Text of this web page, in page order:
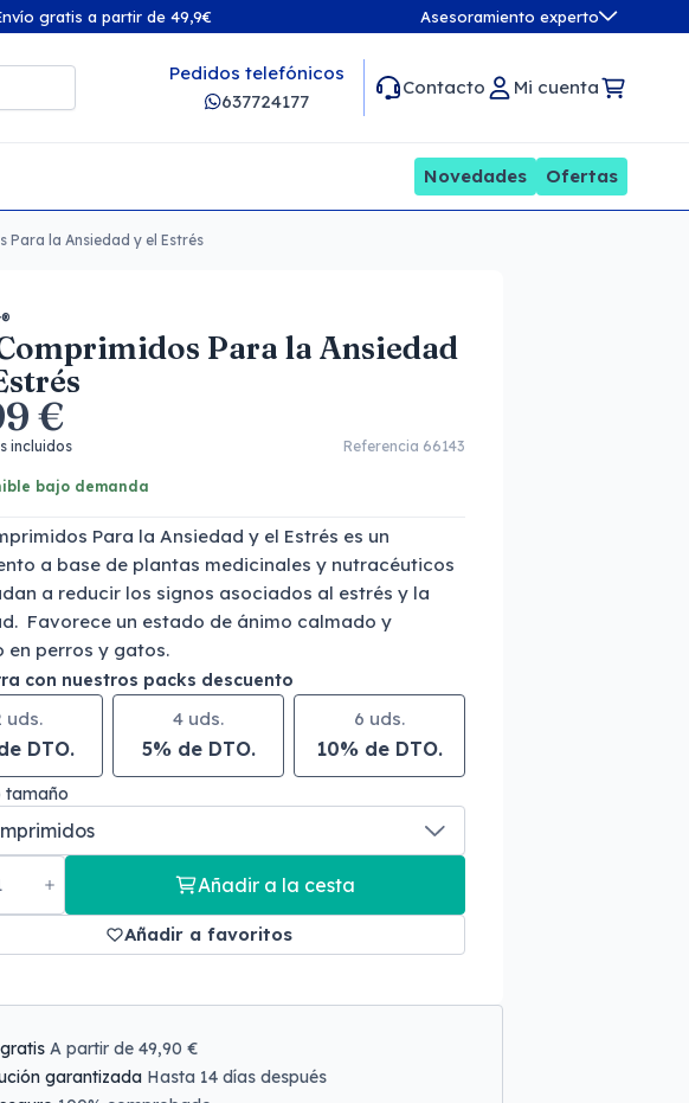
gratis a partir de 49,9€ Asesoramiento experto
Pedidos telefónicos
637724177
Contacto Mi cuenta
Novedades Ofertas
Para la Ansiedad y el Estrés
Para la Ansiedad
€
incluidos Referencia 66143
bajo demanda
Para la Ansiedad y el Estrés es un
a base de plantas medicinales y nutracéuticos
a reducir los signos asociados al estrés y la
Favorece un estado de ánimo calmado y
en perros y gatos.
con nuestros packs descuento
uds.
DTO.
4 uds.
5% de DTO.
6 uds.
10% de DTO.
tamaño
Añadir a la cesta
Añadir a favoritos
A partir de 49,90 €
garantizada Hasta 14 días después